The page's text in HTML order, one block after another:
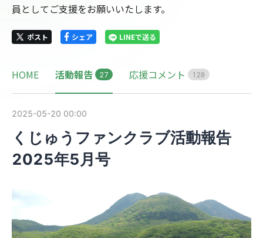
員としてご支援をお願いいたします。
ポスト シェア LINEで送る
HOME 活動報告 27 応援コメント 120
2025-05-20 00:00
くじゅうファンクラブ活動報告
2025年5月号